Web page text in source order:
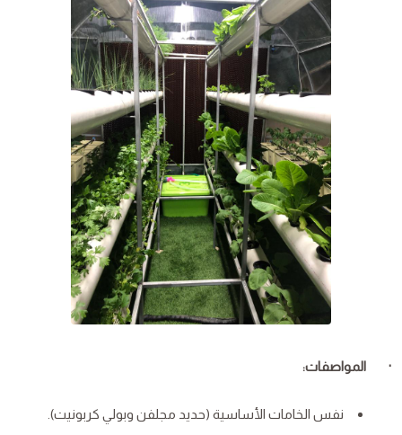
· المواصفات:
نفس الخامات الأساسية (حديد مجلفن وبولي كربونيت).